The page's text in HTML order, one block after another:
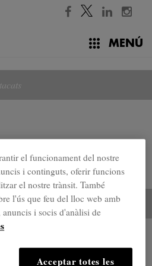
MENÚ
el funcionament del nostre
i continguts, oferir funcions
el nostre trànsit. També
l'ús que feu del lloc web amb
i socis d'anàlisi de
Acceptar totes les